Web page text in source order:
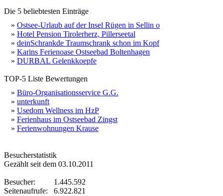
Die 5 beliebtesten Einträge
» Ostsee-Urlaub auf der Insel Rügen in Sellin o
» Hotel Pension Tirolerherz, Pillerseetal
» deinSchrankde Traumschrank schon im Kopf
» Karins Ferienoase Ostseebad Boltenhagen
» DURBAL Gelenkkoepfe
TOP-5 Liste Bewertungen
» Büro-Organisationsservice G.G.
» unterkunft
» Usedom Wellness im HzP
» Ferienhaus im Ostseebad Zingst
» Ferienwohnungen Krause
Besucherstatistik
Gezählt seit dem 03.10.2011
Besucher:
Seitenaufrufe:
1.445.592
6.922.821